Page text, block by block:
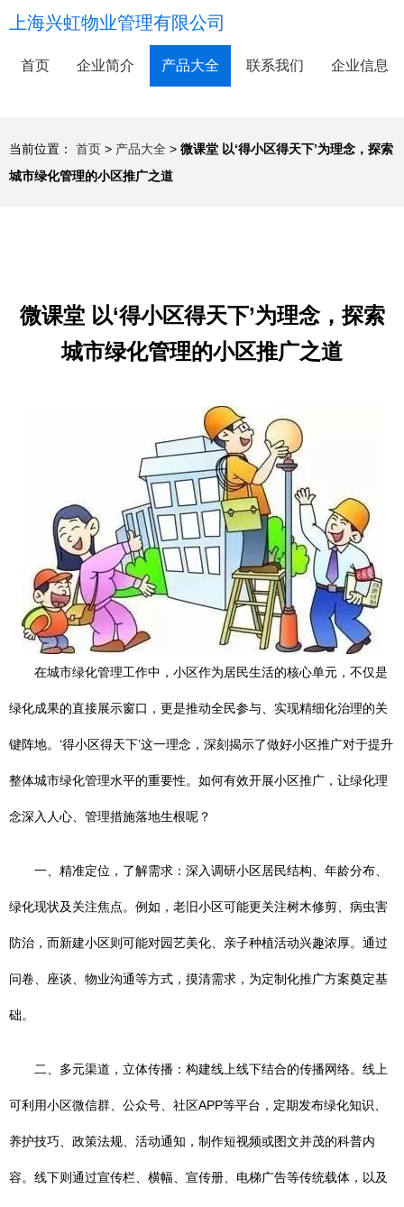
上海兴虹物业管理有限公司
首页 企业简介 产品大全 联系我们 企业信息
当前位置： 首页 > 产品大全 > 微课堂 以‘得小区得天下’为理念，探索
城市绿化管理的小区推广之道
微课堂 以‘得小区得天下’为理念，探索
城市绿化管理的小区推广之道
在城市绿化管理工作中，小区作为居民生活的核心单元，不仅是
绿化成果的直接展示窗口，更是推动全民参与、实现精细化治理的关
键阵地。‘得小区得天下’这一理念，深刻揭示了做好小区推广对于提升
整体城市绿化管理水平的重要性。如何有效开展小区推广，让绿化理
念深入人心、管理措施落地生根呢？
一、精准定位，了解需求：深入调研小区居民结构、年龄分布、
绿化现状及关注焦点。例如，老旧小区可能更关注树木修剪、病虫害
防治，而新建小区则可能对园艺美化、亲子种植活动兴趣浓厚。通过
问卷、座谈、物业沟通等方式，摸清需求，为定制化推广方案奠定基
础。
二、多元渠道，立体传播：构建线上线下结合的传播网络。线上
可利用小区微信群、公众号、社区APP等平台，定期发布绿化知识、
养护技巧、政策法规、活动通知，制作短视频或图文并茂的科普内
容。线下则通过宣传栏、横幅、宣传册、电梯广告等传统载体，以及